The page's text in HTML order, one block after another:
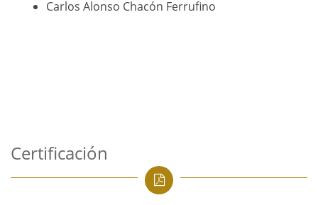
Carlos Alonso Chacón Ferrufino
Certificación